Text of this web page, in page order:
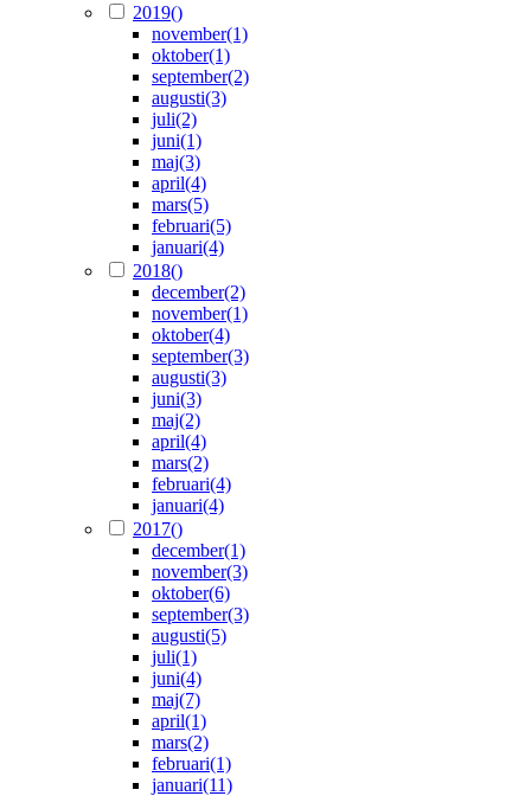
2019()
november(1)
oktober(1)
september(2)
augusti(3)
juli(2)
juni(1)
maj(3)
april(4)
mars(5)
februari(5)
januari(4)
2018()
december(2)
november(1)
oktober(4)
september(3)
augusti(3)
juni(3)
maj(2)
april(4)
mars(2)
februari(4)
januari(4)
2017()
december(1)
november(3)
oktober(6)
september(3)
augusti(5)
juli(1)
juni(4)
maj(7)
april(1)
mars(2)
februari(1)
januari(11)